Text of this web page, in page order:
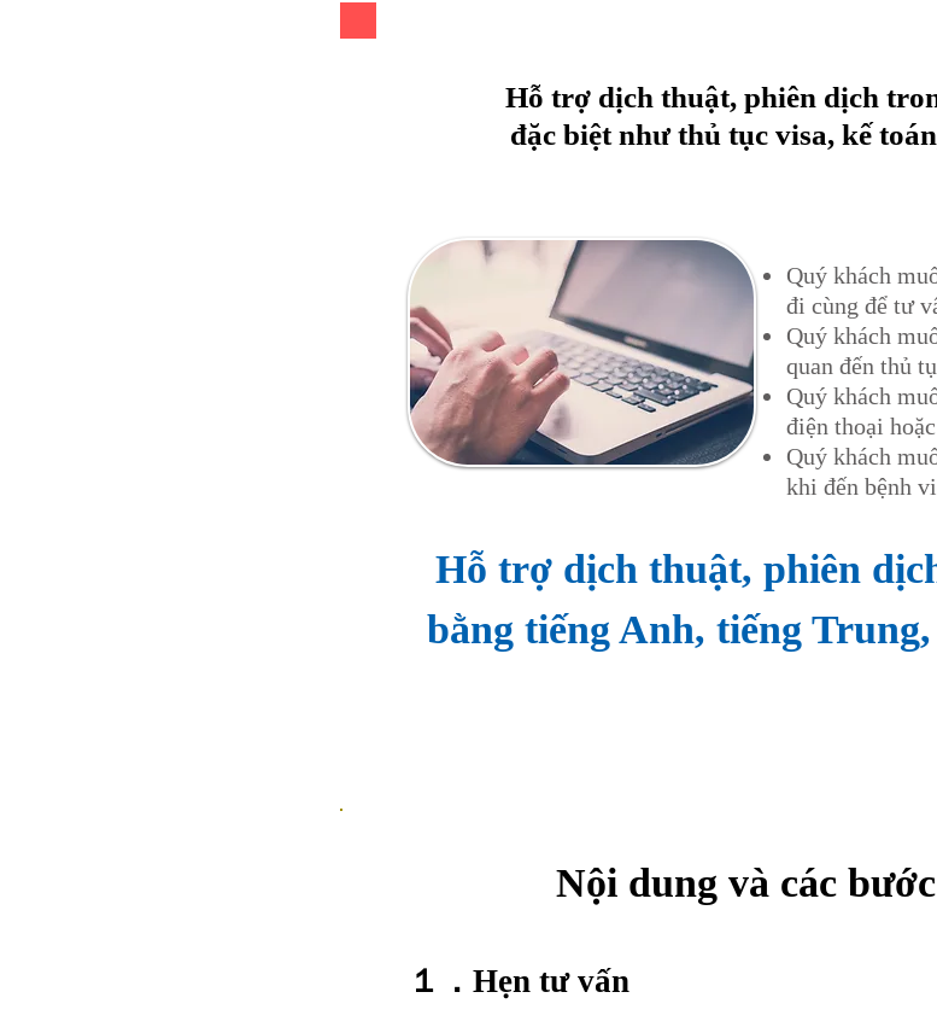
Hỗ trợ dịch thuật, phiên dịch
đặc biệt như thủ tục visa, kế
Quý khách
đi cùng để tư
Quý khách
quan đến thủ
​Quý khách
điện thoại
​Quý khách
khi đến bệnh
Hỗ trợ dịch thuật, phiên
bằng tiếng Anh, tiếng
Nội dung và các
１．Hẹn tư vấn